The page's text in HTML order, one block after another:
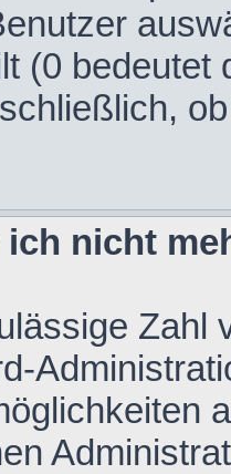
(0 bedeutet
ich nicht
Zahl